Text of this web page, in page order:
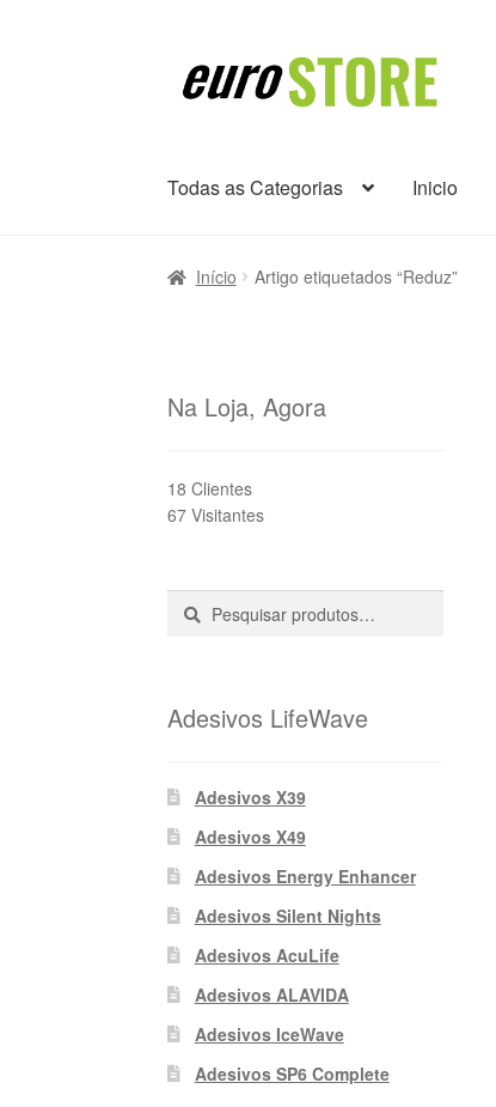
para
Saltar
para
Todas as Categorias Inicio
Início Artigo etiquetados “Reduz”
Na Loja, Agora
18 Clientes
67 Visitantes
Pesquisar
Pesquisa
Adesivos LifeWave
Adesivos X39
Adesivos X49
Adesivos Energy Enhancer
Adesivos Silent Nights
Adesivos AcuLife
Adesivos ALAVIDA
Adesivos IceWave
Adesivos SP6 Complete